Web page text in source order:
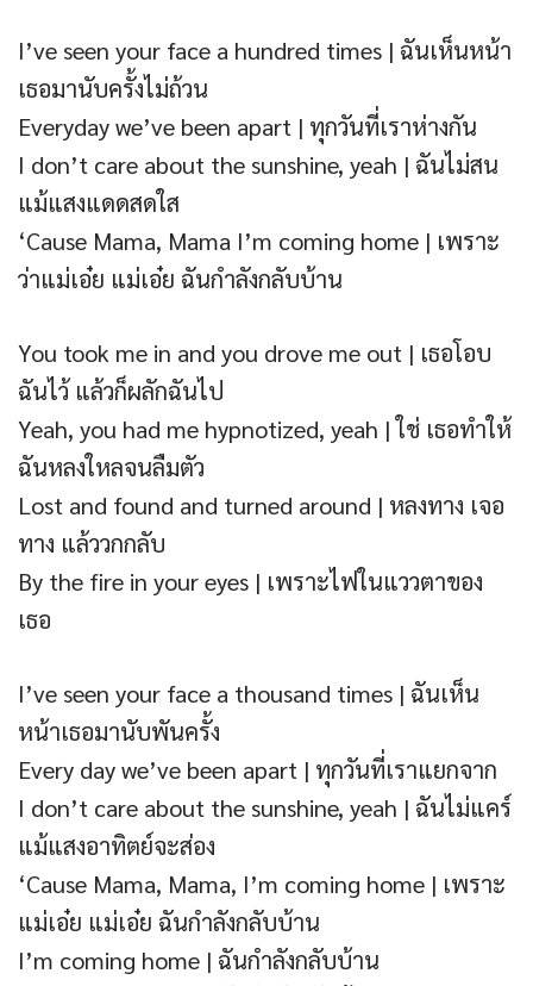
I’ve seen your face a hundred times | ฉันเห็นหน้า
เธอมานับครั้งไม่ถ้วน
Everyday we’ve been apart | ทุกวันที่เราห่างกัน
I don’t care about the sunshine, yeah | ฉันไม่สน
แม้แสงแดดสดใส
‘Cause Mama, Mama I’m coming home | เพราะ
ว่าแม่เอ๋ย แม่เอ๋ย ฉันกำลังกลับบ้าน
You took me in and you drove me out | เธอโอบ
ฉันไว้ แล้วก็ผลักฉันไป
Yeah, you had me hypnotized, yeah | ใช่ เธอทำให้
ฉันหลงใหลจนลืมตัว
Lost and found and turned around | หลงทาง เจอ
ทาง แล้ววกกลับ
By the fire in your eyes | เพราะไฟในแววตาของ
เธอ
I’ve seen your face a thousand times | ฉันเห็น
หน้าเธอมานับพันครั้ง
Every day we’ve been apart | ทุกวันที่เราแยกจาก
I don’t care about the sunshine, yeah | ฉันไม่แคร์
แม้แสงอาทิตย์จะส่อง
‘Cause Mama, Mama, I’m coming home | เพราะ
แม่เอ๋ย แม่เอ๋ย ฉันกำลังกลับบ้าน
I’m coming home | ฉันกำลังกลับบ้าน